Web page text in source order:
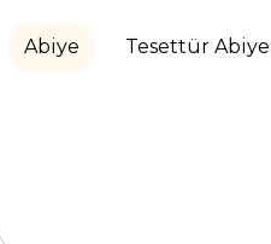
Abiye Tesettür Abiye